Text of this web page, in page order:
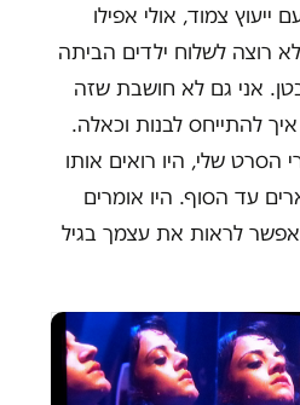
צמוד, אולי אפילו
רוצה לשלוח ילדים הביתה
אני גם לא חושבת שזה
להתייחס לבנות וכאלה.
הסרט שלי, היו רואים אותו
עד הסוף. היו אומרים
לראות את עצמך בגיל